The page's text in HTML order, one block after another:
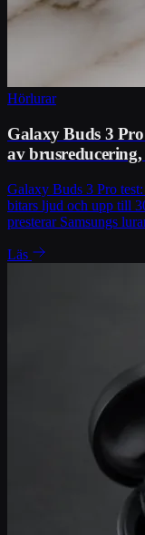
Hörlurar
Galaxy Buds 3
av
Galaxy Buds 3 Pro
bitars ljud och upp till
presterar Samsungs
Läs